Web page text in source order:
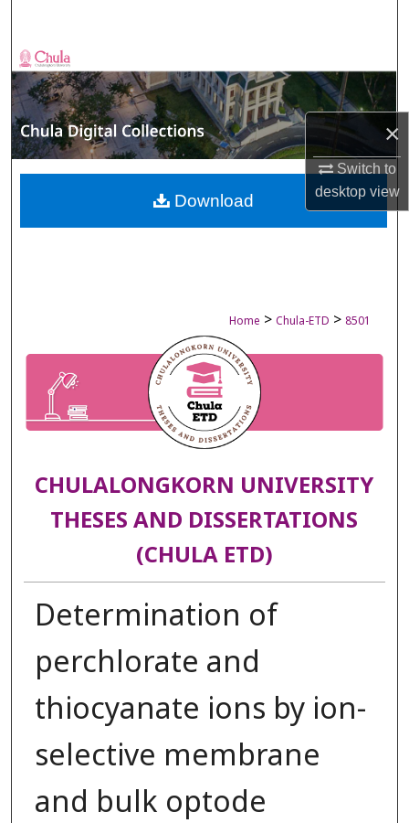
×
Switch to
desktopview
Browse Collections
My Account
About
Digital Commons Network™
Home > Chula-ETD > 8501
CHULALONGKORN UNIVERSITY
THESES AND DISSERTATIONS
(CHULA ETD)
Determination of
perchlorate and
thiocyanate ions by ion-
selective membrane
and bulk optode
Download